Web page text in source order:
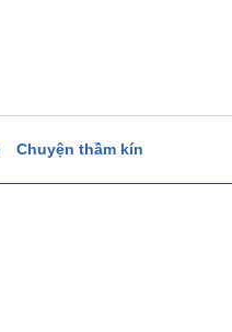
Chuyện thầm kín